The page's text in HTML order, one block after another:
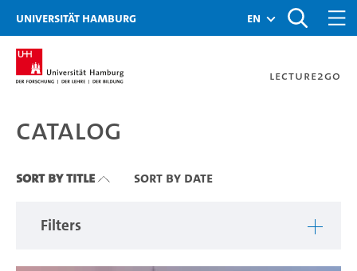
Zu den Filtern
Zur Metanavigation
Zur Hauptnavigation
Zur Suche
Zum Inhalt
Zum Seitenfuss
Universität Hamburg en
Lecture2Go
Catalog
Catalog
Sort By Title Sort By Date
Filters